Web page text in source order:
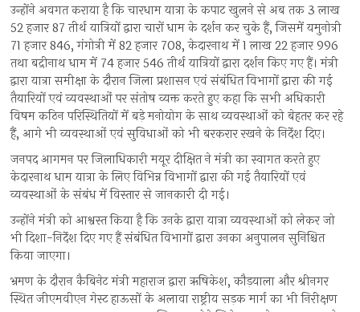
उन्होंने अवगत कराया है कि चारधाम यात्रा के कपाट खुलने से अब तक 3 लाख
52 हजार 87 तीर्थ यात्रियों द्वारा चारों धाम के दर्शन कर चुके हैं, जिसमें यमुनोत्री
71 हजार 846, गंगोत्री में 82 हजार 708, केदारनाथ में 1 लाख 22 हजार 996
तथा बद्रीनाथ धाम में 74 हजार 546 तीर्थ यात्रियों द्वारा दर्शन किए गए हैं। मंत्री
द्वारा यात्रा समीक्षा के दौरान जिला प्रशासन एवं संबंधित विभागों द्वारा की गई
तैयारियों एवं व्यवस्थाओं पर संतोष व्यक्त करते हुए कहा कि सभी अधिकारी
विषम कठिन परिस्थितियों में बड़े मनोयोग के साथ व्यवस्थाओं को बेहतर कर रहे
हैं, आगे भी व्यवस्थाओं एवं सुविधाओं को भी बरकरार रखने के निर्देश दिए।
जनपद आगमन पर जिलाधिकारी मयूर दीक्षित ने मंत्री का स्वागत करते हुए
केदारनाथ धाम यात्रा के लिए विभिन्न विभागों द्वारा की गई तैयारियों एवं
व्यवस्थाओं के संबंध में विस्तार से जानकारी दी गई।
उन्होंने मंत्री को आश्वस्त किया है कि उनके द्वारा यात्रा व्यवस्थाओं को लेकर जो
भी दिशा-निर्देश दिए गए हैं संबंधित विभागों द्वारा उनका अनुपालन सुनिश्चित
किया जाएगा।
भ्रमण के दौरान कैबिनेट मंत्री महाराज द्वारा ऋषिकेश, कौड़याला और श्रीनगर
स्थित जीएमवीएन गेस्ट हाऊसों के अलावा राष्ट्रीय सड़क मार्ग का भी निरीक्षण